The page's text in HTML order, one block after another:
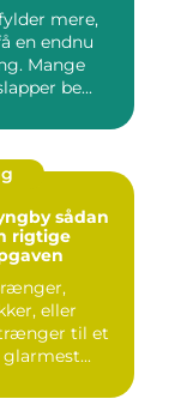
mere,
en endnu
Mange
be...
sådan
rigtige
eller
til et